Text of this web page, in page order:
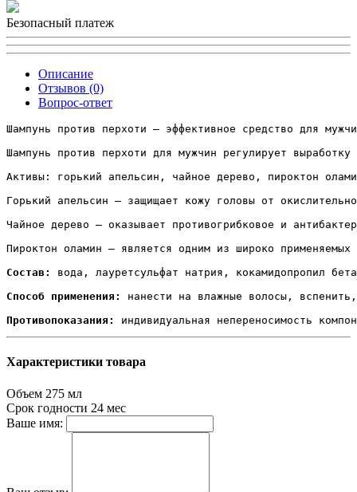
Безопасный платеж
Описание
Отзывов (0)
Вопрос-ответ
Шампунь против перхоти – эффективное средство для
Шампунь против перхоти для мужчин регулирует
Активы: горький апельсин, чайное дерево, пироктон
Горький апельсин – защищает кожу головы от
Чайное дерево – оказывает противогрибковое и
Пироктон оламин – является одним из широко
Состав:
вода, лауретсульфат натрия, кокамидопропил
Способ применения:
нанести на влажные волосы,
Противопоказания:
индивидуальная непереносимость
Характеристики товара
Объем 275 мл
Срок годности 24 мес
Ваше имя: